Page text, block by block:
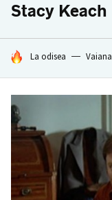
Stacy Keach
HOY SE HABLA DE
La odisea Vaiana